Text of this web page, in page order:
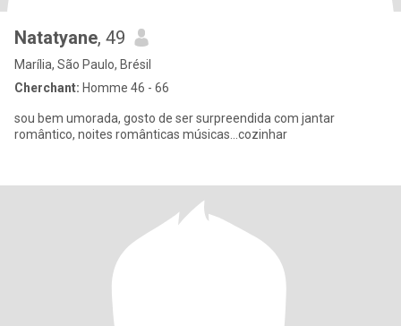
Natatyane, 49
Marília, São Paulo, Brésil
Cherchant: Homme 46 - 66
sou bem umorada, gosto de ser surpreendida com jantar
romântico, noites românticas músicas...cozinhar